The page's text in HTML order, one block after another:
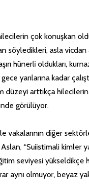
çok konuşkan
söyledikleri, asla vicdan
hünerli oldukları,
yarılarına kadar
düzeyi arttıkça
görülüyor.
vakalarının diğer
“Suiistimali
seviyesi
aynı olmuyor, beyaz